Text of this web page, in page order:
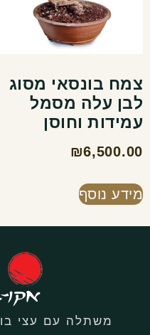
צמח בונסאי מסוג
לבן עלה מסמל
עמידות וחוסן
₪6,500.00
מידע נוסף
משתלה עם עצי